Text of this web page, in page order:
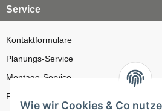
Service
Kontaktformulare
Planungs-Service
Montage-Service
Reparatur-Service
Wie wir Cookies & Co